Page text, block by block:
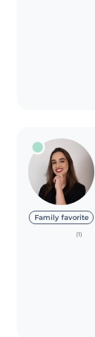
Family favorite
(1)